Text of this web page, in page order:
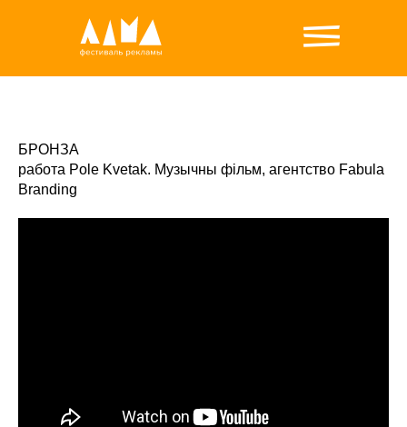
БРОНЗА
работа Pole Kvetak. Музычны фільм, агентство Fabula
Branding